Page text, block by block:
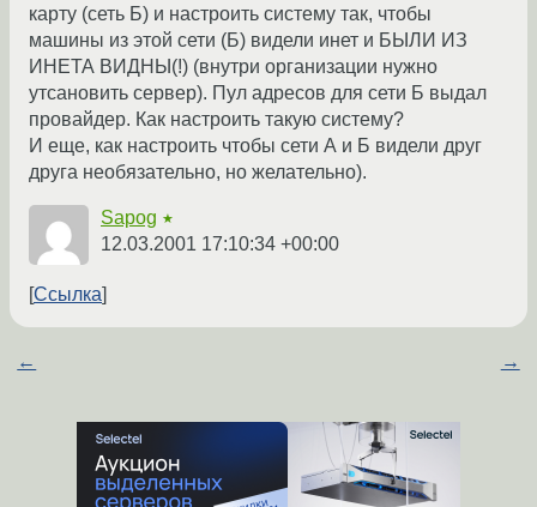
карту (сеть Б) и настроить систему так, чтобы
машины из этой сети (Б) видели инет и БЫЛИ ИЗ
ИНЕТА ВИДНЫ(!) (внутри организации нужно
утсановить сервер). Пул адресов для сети Б выдал
провайдер. Как настроить такую систему?
И еще, как настроить чтобы сети А и Б видели друг
друга необязательно, но желательно).
Sapog ★
12.03.2001 17:10:34 +00:00
Ссылка
← →